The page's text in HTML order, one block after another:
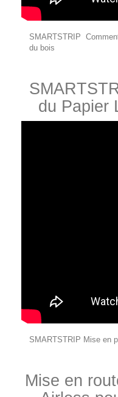
SMARTSTRIP
du bois
du Papier
SMARTSTRIP Mise en
Mise en